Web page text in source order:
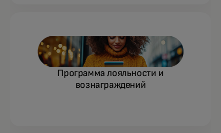
Программа лояльности и
вознаграждений